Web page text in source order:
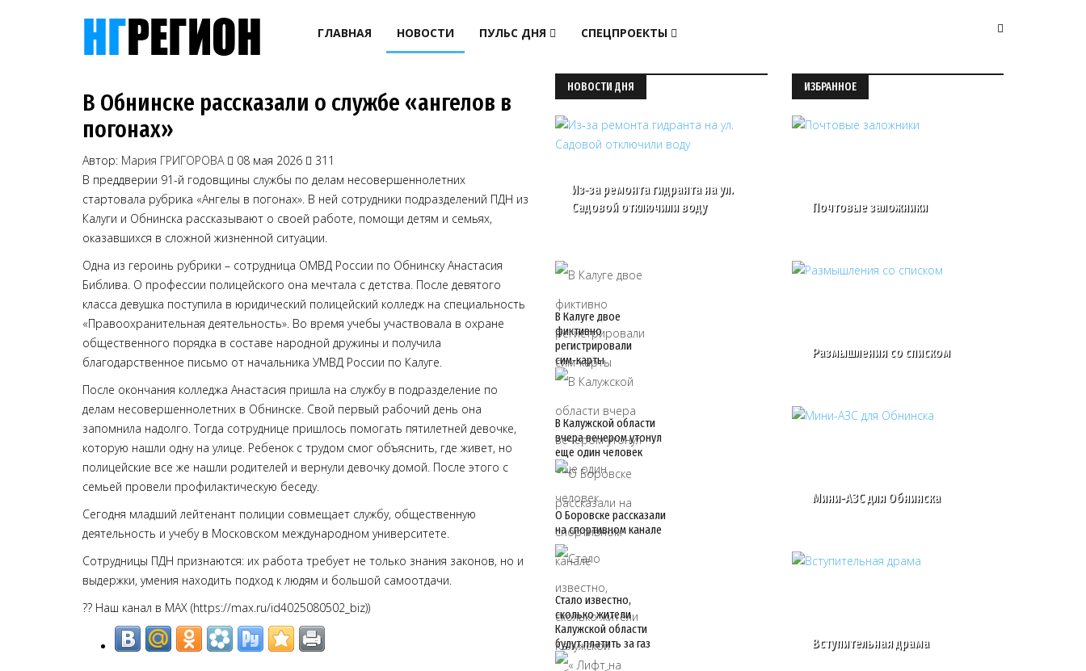
ГЛАВНАЯ НОВОСТИ ПУЛЬС ДНЯ СПЕЦПРОЕКТЫ
В Обнинске рассказали о службе «ангелов в
погонах»
Автор: Мария ГРИГОРОВА 08 мая 2026
311
В преддверии 91-й годовщины службы по делам несовершеннолетних
стартовала рубрика «Ангелы в погонах». В ней сотрудники подразделений ПДН из
Калуги и Обнинска рассказывают о своей работе, помощи детям и семьях,
оказавшихся в сложной жизненной ситуации.
Одна из героинь рубрики – сотрудница ОМВД России по Обнинску Анастасия
Библива. О профессии полицейского она мечтала с детства. После девятого
класса девушка поступила в юридический полицейский колледж на специальность
«Правоохранительная деятельность». Во время учебы участвовала в охране
общественного порядка в составе народной дружины и получила
благодарственное письмо от начальника УМВД России по Калуге.
После окончания колледжа Анастасия пришла на службу в подразделение по
делам несовершеннолетних в Обнинске. Свой первый рабочий день она
запомнила надолго. Тогда сотруднице пришлось помогать пятилетней девочке,
которую нашли одну на улице. Ребенок с трудом смог объяснить, где живет, но
полицейские все же нашли родителей и вернули девочку домой. После этого с
семьей провели профилактическую беседу.
Сегодня младший лейтенант полиции совмещает службу, общественную
деятельность и учебу в Московском международном университете.
Сотрудницы ПДН признаются: их работа требует не только знания законов, но и
выдержки, умения находить подход к людям и большой самоотдачи.
?? Наш канал в МАХ (https://max.ru/id4025080502_biz))
НОВОСТИ ДНЯ
Из‑за ремонта гидранта на ул.
Садовой отключили воду
В Калуге двое
фиктивно
регистрировали
сим‑карты
В Калужской области
вчера вечером утонул
еще один человек
О Боровске рассказали
на спортивном канале
Стало известно,
сколько жители
Калужской области
будут платить за газ
ИЗБРАННОЕ
Почтовые заложники
Размышления со списком
Мини-АЗС для Обнинска
Вступительная драма